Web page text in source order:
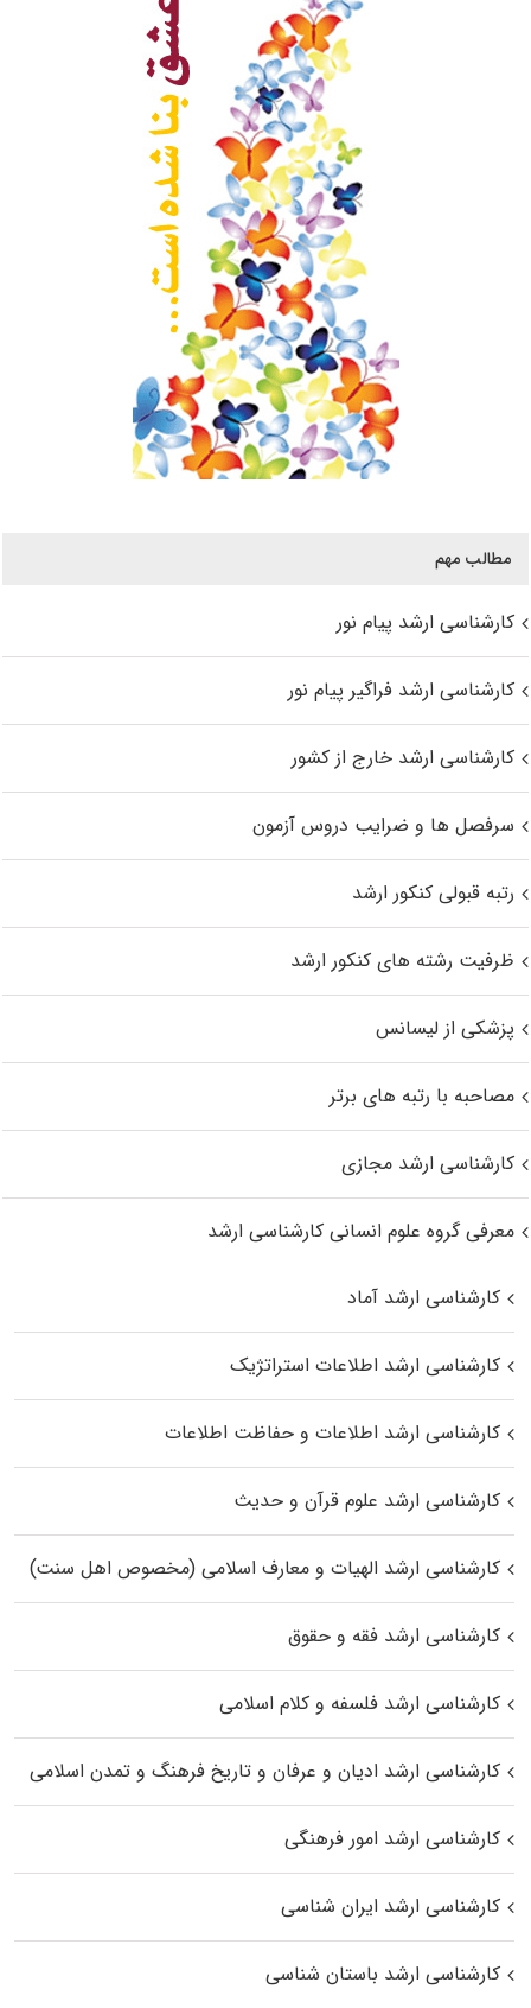
مطالب مهم
کارشناسی ارشد پیام نور
کارشناسی ارشد فراگیر پیام نور
کارشناسی ارشد خارج از کشور
سرفصل ها و ضرایب دروس آزمون
رتبه قبولی کنکور ارشد
ظرفیت رشته های کنکور ارشد
پزشکی از لیسانس
مصاحبه با رتبه های برتر
کارشناسی ارشد مجازی
معرفی گروه علوم انسانی کارشناسی ارشد
کارشناسی ارشد آماد
کارشناسی ارشد اطلاعات استراتژیک
کارشناسی ارشد اطلاعات و حفاظت اطلاعات
کارشناسی ارشد علوم قرآن و حدیث
کارشناسی ارشد الهیات و معارف اسلامی (مخصوص اهل سنت)
کارشناسی ارشد فقه و حقوق
کارشناسی ارشد فلسفه و کلام اسلامی
کارشناسی ارشد ادیان و عرفان و تاریخ فرهنگ و تمدن اسلامی
کارشناسی ارشد امور فرهنگی
کارشناسی ارشد ایران شناسی
کارشناسی ارشد باستان شناسی